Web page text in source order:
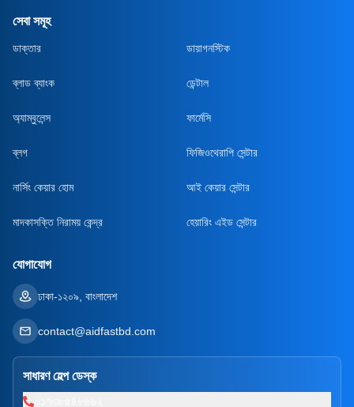
সেবা সমূহ
ডাক্তার ডায়াগনস্টিক
ব্লাড ব্যাংক ডেন্টাল
অ্যাম্বুলেন্স ফার্মেসি
ব্লগ ফিজিওথেরাপি সেন্টার
নার্সিং কেয়ার হোম আই কেয়ার সেন্টার
মাদকাসক্তি নিরাময় কেন্দ্র হেয়ারিং এইড সেন্টার
যোগাযোগ
ঢাকা-১২০৯, বাংলাদেশ
contact@aidfastbd.com
সাধারণ হেল্প ডেস্ক